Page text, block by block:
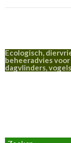
Ecologisch,
beheeradvies
dagvlinders,
Zoeken